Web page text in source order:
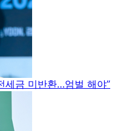
세금 미반환…엄벌 해야”